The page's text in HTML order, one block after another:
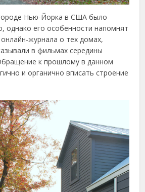
Нью-Йорка в США было
однако его особенности напомнят
журнала о тех домах,
в фильмах середины
к прошлому в данном
и органично вписать строение